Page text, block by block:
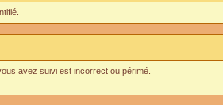
avez suivi est incorrect ou périmé.